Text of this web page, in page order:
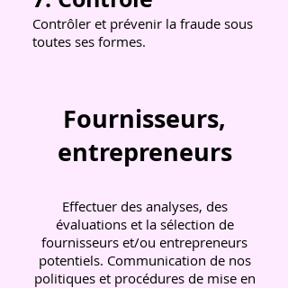
Contrôler et prévenir la fraude sous
toutes ses formes.
Fournisseurs,
entrepreneurs
Effectuer des analyses, des
évaluations et la sélection de
fournisseurs et/ou entrepreneurs
potentiels. Communication de nos
politiques et procédures de mise en